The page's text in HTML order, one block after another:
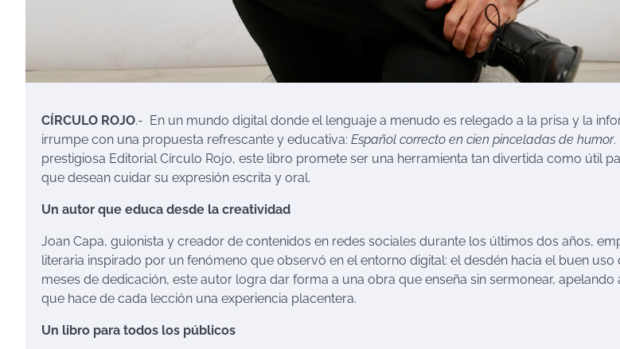
CÍRCULO ROJO.- En un mundo digital donde el lenguaje a menudo es relegado a la prisa y la
irrumpe con una propuesta refrescante y educativa: Español correcto en cien pinceladas de humor.
prestigiosa Editorial Círculo Rojo, este libro promete ser una herramienta tan divertida como útil
que desean cuidar su expresión escrita y oral.
Un autor que educa desde la creatividad
Joan Capa, guionista y creador de contenidos en redes sociales durante los últimos dos años,
literaria inspirado por un fenómeno que observó en el entorno digital: el desdén hacia el buen uso
meses de dedicación, este autor logra dar forma a una obra que enseña sin sermonear,
que hace de cada lección una experiencia placentera.
Un libro para todos los públicos